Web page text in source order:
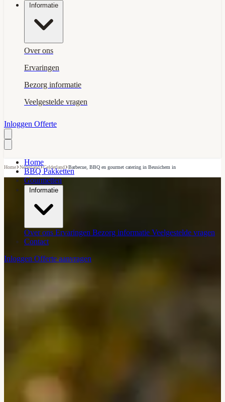
Informatie
Over ons
Ervaringen
Bezorg informatie
Veelgestelde vragen
Inloggen Offerte
Home
BBQ Pakketten
Gourmetten
Informatie
Over ons Ervaringen Bezorg informatie Veelgestelde vragen
Contact
Inloggen Offerte aanvragen
Home›Nederland›Gelderland›Barbecue, BBQ en gourmet catering in Beusichem in